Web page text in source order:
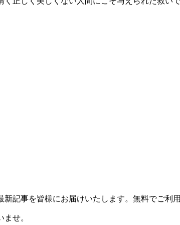
記事を皆様にお届けいたします。無料でご利
せ。